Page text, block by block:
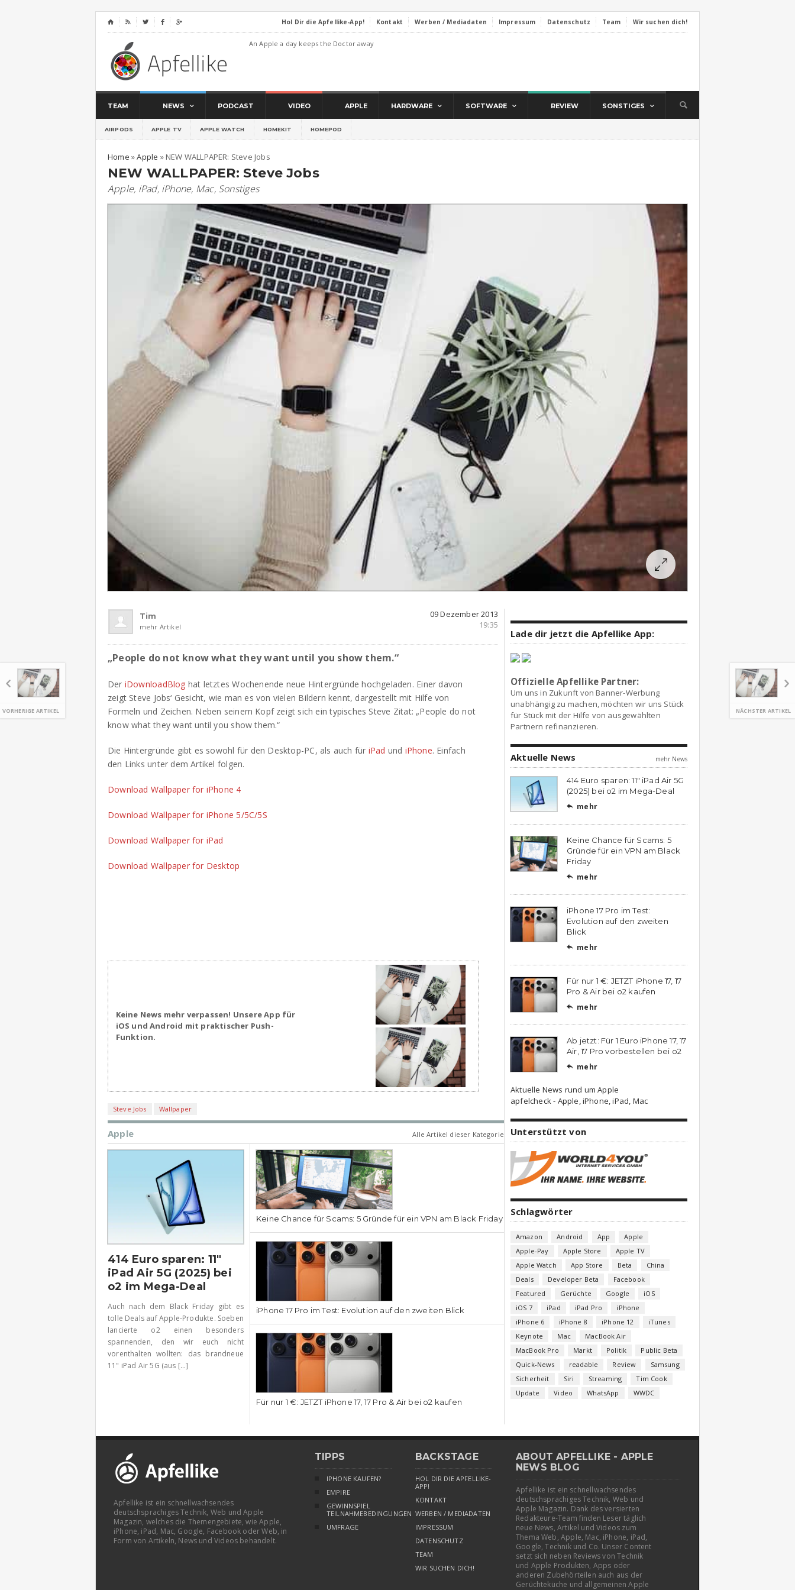
VORHERIGE ARTIKEL NÄCHSTER ARTIKEL
⌂     Hol Dir die Apfellike-App! Kontakt Werben / Mediadaten Impressum Datenschutz Team Wir suchen dich!
An Apple a day keeps the Doctor away
TEAM NEWS PODCAST VIDEO APPLE HARDWARE SOFTWARE REVIEW SONSTIGES
AIRPODS APPLE TV APPLE WATCH HOMEKIT HOMEPOD
Home »Apple » NEW WALLPAPER: Steve Jobs
NEW WALLPAPER: Steve Jobs
Apple, iPad, iPhone, Mac, Sonstiges
Tim
mehr Artikel
09 Dezember 2013
19:35
„People do not know what they want until you show them.“
Der iDownloadBlog hat letztes Wochenende neue Hintergründe hochgeladen. Einer davon
zeigt Steve Jobs‘ Gesicht, wie man es von vielen Bildern kennt, dargestellt mit Hilfe von
Formeln und Zeichen. Neben seinem Kopf zeigt sich ein typisches Steve Zitat: „People do not
know what they want until you show them.“
Die Hintergründe gibt es sowohl für den Desktop-PC, als auch für iPad und iPhone. Einfach
den Links unter dem Artikel folgen.
Download Wallpaper for iPhone 4
Download Wallpaper for iPhone 5/5C/5S
Download Wallpaper for iPad
Download Wallpaper for Desktop
Keine News mehr verpassen! Unsere App für
iOS und Android mit praktischer Push-
Funktion.
Steve Jobs Wallpaper
Apple Alle Artikel dieser Kategorie
414 Euro sparen: 11″
iPad Air 5G (2025) bei
o2 im Mega-Deal
Auch nach dem Black Friday gibt es
tolle Deals auf Apple-Produkte. Soeben
lancierte o2 einen besonders
spannenden, den wir euch nicht
vorenthalten wollten: das brandneue
11" iPad Air 5G (aus [...]
Keine Chance für Scams: 5 Gründe für ein VPN am Black Friday
iPhone 17 Pro im Test: Evolution auf den zweiten Blick
Für nur 1 €: JETZT iPhone 17, 17 Pro & Air bei o2 kaufen
Lade dir jetzt die Apfellike App:
Offizielle Apfellike Partner:
Um uns in Zukunft von Banner-Werbung
unabhängig zu machen, möchten wir uns Stück
für Stück mit der Hilfe von ausgewählten
Partnern refinanzieren.
Aktuelle News mehr News
414 Euro sparen: 11″ iPad Air 5G
(2025) bei o2 im Mega-Deal
 mehr
Keine Chance für Scams: 5
Gründe für ein VPN am Black
Friday
 mehr
iPhone 17 Pro im Test:
Evolution auf den zweiten
Blick
 mehr
Für nur 1 €: JETZT iPhone 17, 17
Pro & Air bei o2 kaufen
 mehr
Ab jetzt: Für 1 Euro iPhone 17, 17
Air, 17 Pro vorbestellen bei o2
 mehr
Aktuelle News rund um Apple
apfelcheck - Apple, iPhone, iPad, Mac
Unterstützt von
Schlagwörter
Amazon Android App
Apple
Apple-Pay
Apple Store
Apple TV
Apple Watch
App Store Beta
China
Deals
Developer Beta
Facebook
Featured
Gerüchte Google
iOS
iOS 7
iPad iPad Pro
iPhone
iPhone 6
iPhone 8 iPhone 12
iTunes
Keynote
Mac
MacBook Air
MacBook Pro
Markt Politik
Public Beta
Quick-News
readable Review
Samsung
Sicherheit
Siri Streaming
Tim Cook
Update
Video WhatsApp WWDC
Apfellike ist ein schnellwachsendes
deutschsprachiges Technik, Web und Apple
Magazin, welches die Themengebiete, wie Apple,
iPhone, iPad, Mac, Google, Facebook oder Web, in
Form von Artikeln, News und Videos behandelt.
TIPPS
IPHONE KAUFEN?
EMPIRE
GEWINNSPIEL
TEILNAHMEBEDINGUNGEN
UMFRAGE
BACKSTAGE
HOL DIR DIE APFELLIKE-
APP!
KONTAKT
WERBEN / MEDIADATEN
IMPRESSUM
DATENSCHUTZ
TEAM
WIR SUCHEN DICH!
ABOUT APFELLIKE - APPLE
NEWS BLOG
Apfellike ist ein schnellwachsendes
deutschsprachiges Technik, Web und
Apple Magazin. Dank des versierten
Redakteure-Team finden Leser täglich
neue News, Artikel und Videos zum
Thema Web, Apple, Mac, iPhone, iPad,
Google, Technik und Co. Unser Content
setzt sich neben Reviews von Technik
und Apple Produkten, Apps oder
anderen Zubehörteilen auch aus der
Gerüchteküche und allgemeinen Apple